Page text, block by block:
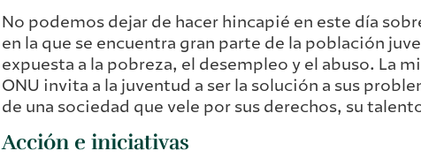
No podemos dejar de hacer hincapié en este día
en la que se encuentra gran parte de la población
expuesta a la pobreza, el desempleo y el abuso. La
ONU invita a la juventud a ser la solución a sus
de una sociedad que vele por sus derechos, su
Acción e iniciativas